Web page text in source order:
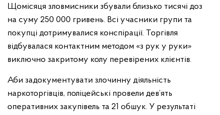
Щомісяця зловмисники збували близько тисячі доз
на суму 250 000 гривень. Всі учасники групи та
покупці дотримувалися конспірації. Торгівля
відбувалася контактним методом «з рук у руки»
виключно закритому колу перевірених клієнтів.
Аби задокументувати злочинну діяльність
наркоторгівців, поліцейські провели дев’ять
оперативних закупівель та 21 обшук. У результаті